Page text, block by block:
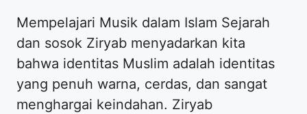
Mempelajari Musik dalam Islam Sejarah
dan sosok Ziryab menyadarkan kita
bahwa identitas Muslim adalah identitas
yang penuh warna, cerdas, dan sangat
menghargai keindahan. Ziryab